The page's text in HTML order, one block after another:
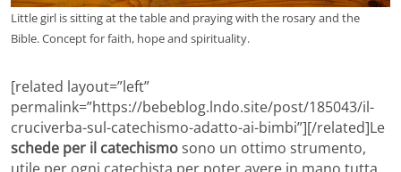
Little girl is sitting at the table and praying with the rosary and the
Bible. Concept for faith, hope and spirituality.
[related layout=”left”
permalink=”https://bebeblog.lndo.site/post/185043/il-
cruciverba-sul-catechismo-adatto-ai-bimbi”][/related]Le
schede per il catechismosono un ottimo strumento,